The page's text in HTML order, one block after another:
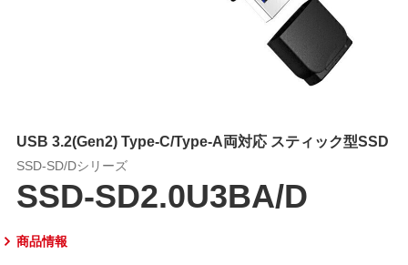
USB 3.2(Gen2) Type-C/Type-A両対応 スティック型SSD
SSD-SD/Dシリーズ
SSD-SD2.0U3BA/D
商品情報